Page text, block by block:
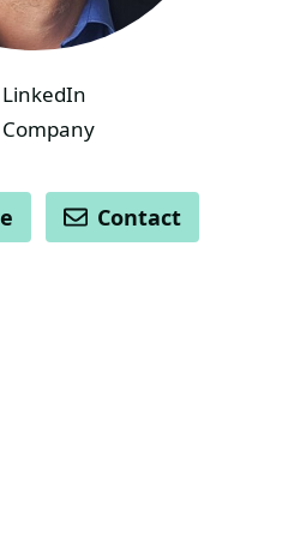
LINKS
LinkedIn
Company
ACTIONSContact